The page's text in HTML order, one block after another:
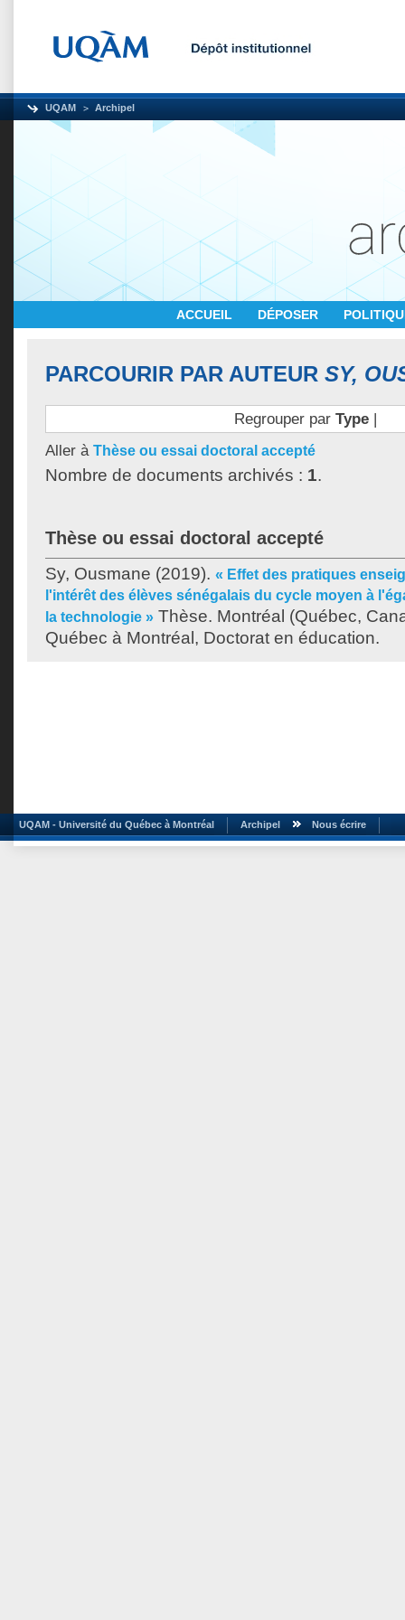
UQAM Archipel
ACCUEIL DÉPOSER
PARCOURIR PAR AUTEUR SY,
Regrouper par Type|
Aller à Thèse ou essai doctoral accepté
Nombre de documents archivés : 1.
Thèse ou essai doctoral accepté
Sy, Ousmane (2019). « Effet des pratiques
l'intérêt des élèves sénégalais du cycle moyen à
la technologie » Thèse. Montréal (Québec,
Québec à Montréal, Doctorat en éducation.
UQAM - Université du Québec à Montréal Archipel Nous écrire